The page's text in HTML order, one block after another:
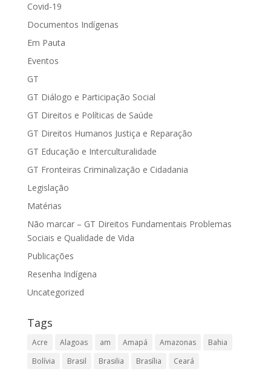
Covid-19
Documentos Indígenas
Em Pauta
Eventos
GT
GT Diálogo e Participação Social
GT Direitos e Políticas de Saúde
GT Direitos Humanos Justiça e Reparação
GT Educação e Interculturalidade
GT Fronteiras Criminalização e Cidadania
Legislação
Matérias
Não marcar – GT Direitos Fundamentais Problemas
Sociais e Qualidade de Vida
Publicações
Resenha Indígena
Uncategorized
Tags
Acre Alagoas am Amapá Amazonas
Bahia
Bolívia
Brasil Brasilia Brasília
Ceará